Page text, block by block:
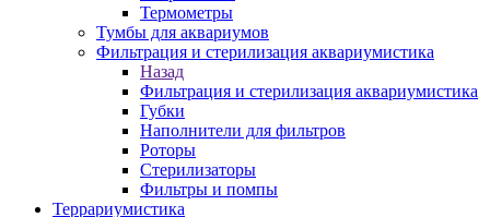
Термометры
Тумбы для аквариумов
Фильтрация и стерилизация аквариумистика
Назад
Фильтрация и стерилизация аквариумистика
Губки
Наполнители для фильтров
Роторы
Стерилизаторы
Фильтры и помпы
Террариумистика